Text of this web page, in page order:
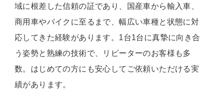
域に根差した信頼の証であり、国産車から輸入車、
商用車やバイクに至るまで、幅広い車種と状態に対
応してきた経験があります。1台1台に真摯に向き合
う姿勢と熟練の技術で、リピーターのお客様も多
数。はじめての方にも安心してご依頼いただける実
績があります。